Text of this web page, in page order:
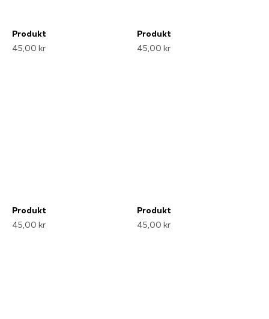
Produkt
45,00 kr
Produkt
45,00 kr
Produkt
45,00 kr
Produkt
45,00 kr